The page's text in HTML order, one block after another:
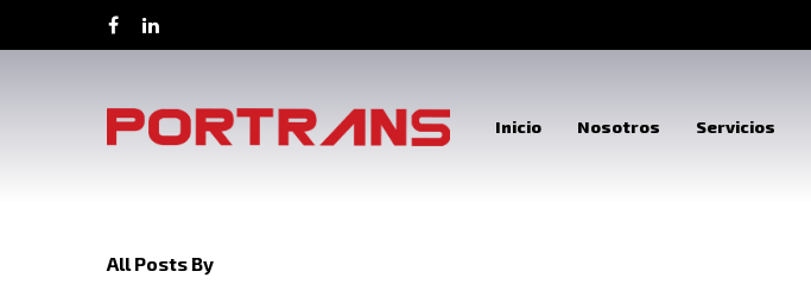
Inicio Nosotros Servicios
All Posts By